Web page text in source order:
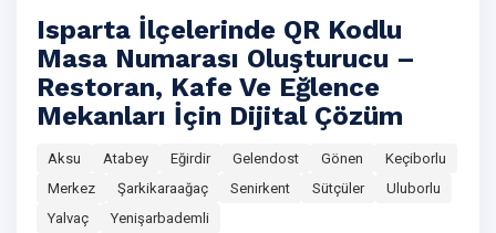
Isparta İlçelerinde QR Kodlu
Masa Numarası Oluşturucu –
Restoran, Kafe Ve Eğlence
Mekanları İçin Dijital Çözüm
Aksu Atabey Eğirdir Gelendost Gönen
Keçiborlu
Merkez
Şarkikaraağaç Senirkent Sütçüler
Uluborlu
Yalvaç
Yenişarbademli